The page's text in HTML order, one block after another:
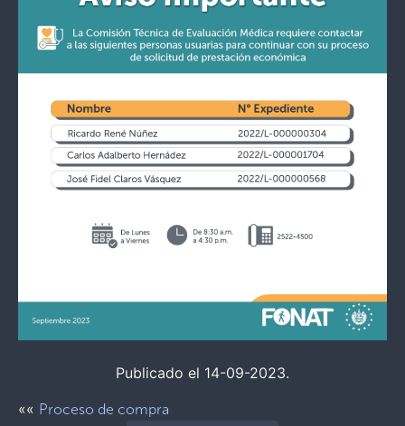
Publicado el 14-09-2023.
«« Proceso de compra